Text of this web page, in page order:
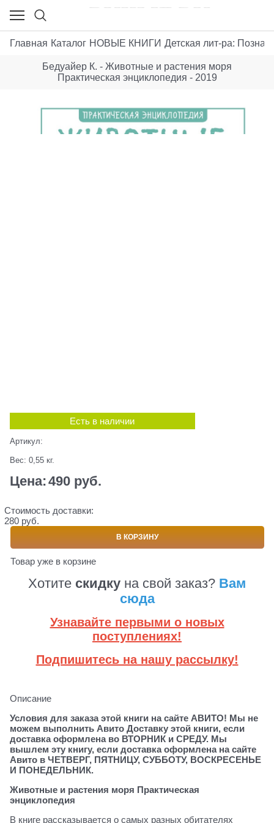
Главная Каталог НОВЫЕ КНИГИ Детская лит-ра:
Бедуайер К. - Животные и растения моря
Практическая энциклопедия - 2019
Есть в наличии
Артикул:
Вес: 0,55 кг.
Цена:490 руб.
Стоимость доставки:
280 руб.
В КОРЗИНУ
Товар уже в корзине
Хотите скидку на свой заказ? Вам
сюда
Узнавайте первыми о новых
поступлениях!
Подпишитесь на нашу рассылку!
Описание
Условия для заказа этой книги на сайте АВИТО! Мы не
можем выполнить Авито Доставку этой книги, если
доставка оформлена во ВТОРНИК и СРЕДУ. Мы
вышлем эту книгу, если доставка оформлена на сайте
Авито в ЧЕТВЕРГ, ПЯТНИЦУ, СУББОТУ, ВОСКРЕСЕНЬЕ
И ПОНЕДЕЛЬНИК.
Животные и растения моря Практическая
энциклопедия
В книге рассказывается о самых разных обитателях